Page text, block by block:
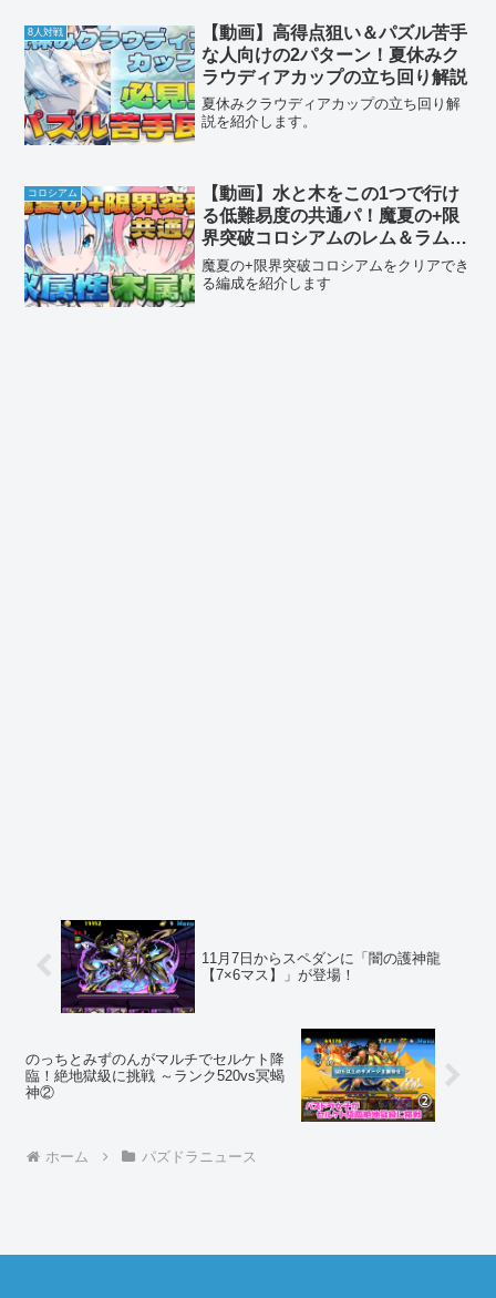
8人対戦
【動画】高得点狙い＆パズル苦手
な人向けの2パターン！夏休みク
ラウディアカップの立ち回り解説
夏休みクラウディアカップの立ち回り解
説を紹介します。
コロシアム
【動画】水と木をこの1つで行け
る低難易度の共通パ！魔夏の+限
界突破コロシアムのレム＆ラム編
成
魔夏の+限界突破コロシアムをクリアでき
る編成を紹介します
11月7日からスペダンに「闇の護神龍
【7×6マス】」が登場！
のっちとみずのんがマルチでセルケト降
臨！絶地獄級に挑戦 ～ランク520vs冥蝎
神②
ホーム パズドラニュース